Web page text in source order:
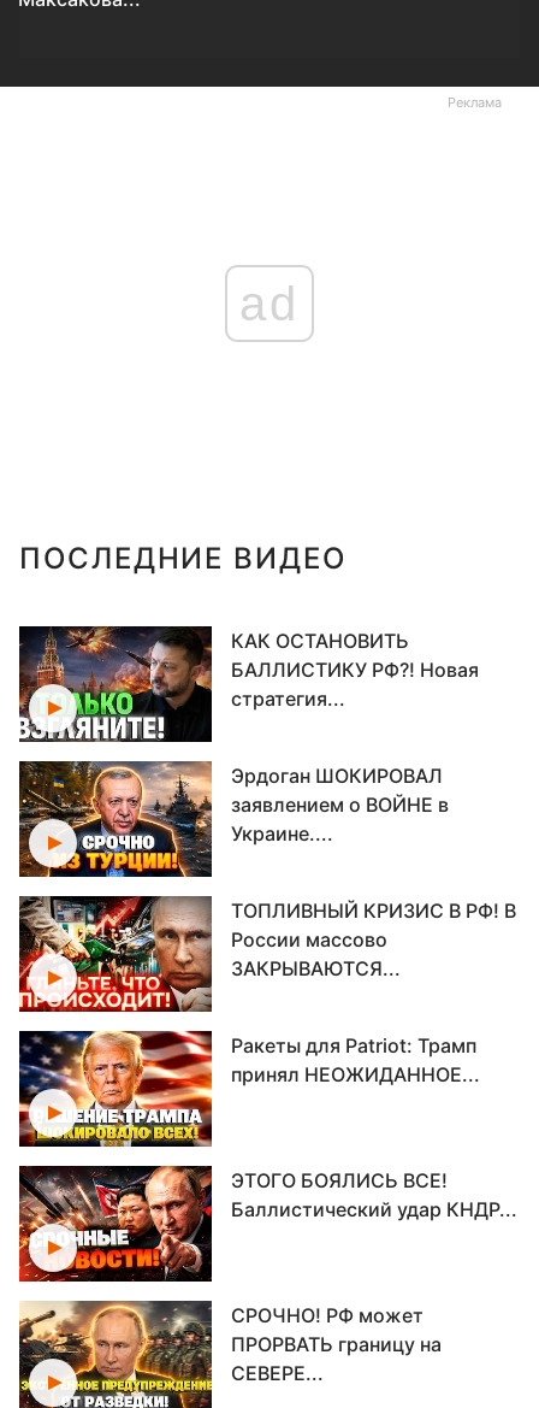
Реклама
ad
ПОСЛЕДНИЕ ВИДЕО
КАК ОСТАНОВИТЬ
БАЛЛИСТИКУ РФ?! Новая
стратегия...
Эрдоган ШОКИРОВАЛ
заявлением о ВОЙНЕ в
Украине....
ТОПЛИВНЫЙ КРИЗИС В РФ! В
России массово
ЗАКРЫВАЮТСЯ...
Ракеты для Patriot: Трамп
принял НЕОЖИДАННОЕ...
ЭТОГО БОЯЛИСЬ ВСЕ!
Баллистический удар КНДР...
СРОЧНО! РФ может
ПРОРВАТЬ границу на
СЕВЕРЕ...